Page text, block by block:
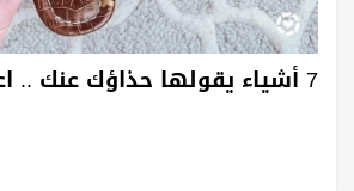
7 أشياء يقولها حذاؤك عنك .. اعرفيها